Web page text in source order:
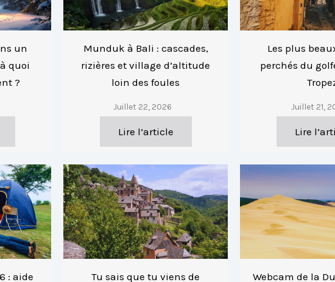
un
quoi
?
Munduk à Bali : cascades,
rizières et village d’altitude
loin des foules
Juillet 22, 2026
Lire l’article
Les plus
perchés du
Juillet 21,
Lire
: aide Tu sais que tu viens de Webcam de la